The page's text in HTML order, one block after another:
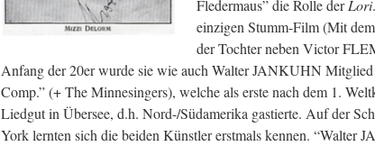
Fledermaus” die Rolle derLori
einzigen Stumm-Film (Mit
der Tochter neben Victor
Anfang der 20er wurde sie wie auch Walter JANKUHN Mitglied
Comp.” (+ The Minnesingers), welche als erste nach dem 1.
Liedgut in Übersee, d.h. Nord-/Südamerika gastierte. Auf der
York lernten sich die beiden Künstler erstmals kennen. “Walter